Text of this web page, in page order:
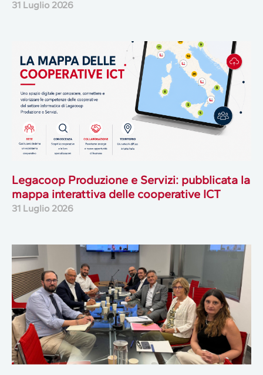
31 Luglio 2026
Legacoop Produzione e Servizi: pubblicata la
mappa interattiva delle cooperative ICT
31 Luglio 2026